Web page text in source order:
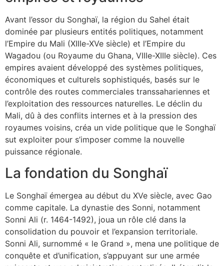
Avant l’essor du Songhaï, la région du Sahel était
dominée par plusieurs entités politiques, notamment
l’Empire du Mali (XIIIe-XVe siècle) et l’Empire du
Wagadou (ou Royaume du Ghana, VIIIe-XIIIe siècle). Ces
empires avaient développé des systèmes politiques,
économiques et culturels sophistiqués, basés sur le
contrôle des routes commerciales transsahariennes et
l’exploitation des ressources naturelles. Le déclin du
Mali, dû à des conflits internes et à la pression des
royaumes voisins, créa un vide politique que le Songhaï
sut exploiter pour s’imposer comme la nouvelle
puissance régionale.
La fondation du Songhaï
Le Songhaï émergea au début du XVe siècle, avec Gao
comme capitale. La dynastie des Sonni, notamment
Sonni Ali (r. 1464-1492), joua un rôle clé dans la
consolidation du pouvoir et l’expansion territoriale.
Sonni Ali, surnommé « le Grand », mena une politique de
conquête et d’unification, s’appuyant sur une armée